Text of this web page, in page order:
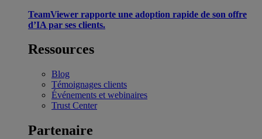
TeamViewer rapporte une adoption rapide de son offre
d’IA par ses clients.
Ressources
Blog
Témoignages clients
Événements et webinaires
Trust Center
Partenaire